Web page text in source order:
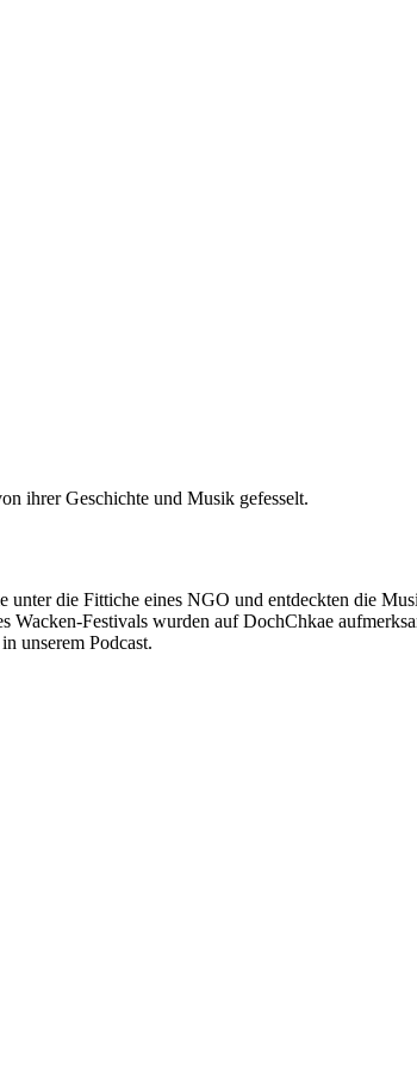
ihrer Geschichte und Musik gefesselt.
die Fittiche eines NGO und entdeckten die
Wacken-Festivals wurden auf DochChkae
unserem Podcast.